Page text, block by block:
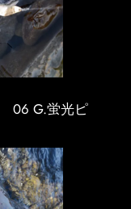
06 G.蛍光ピ